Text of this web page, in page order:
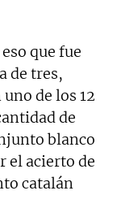
que fue
de tres,
de los 12
de
blanco
el acierto de
catalán